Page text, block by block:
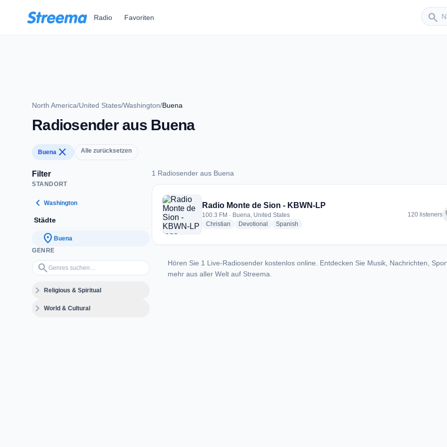
Radio Favoriten search
Sender
North America/United States/Washington/Buena
Radiosender aus Buena
Buena close Alle zurücksetzen
Filter
STANDORT
chevron_left Washington
Städte
location_on Buena
GENRE
search
Genres suchen…
expand_moreReligious & Spiritual
expand_moreWorld & Cultural
1 Radiosender aus Buena
1 Radiosender aus Buena
Radio Monte de Sion - KBWN-LP
100.3 FM · Buena, United States
Christian radio stations
Devotional radio stations
Spanish
120 listeners
Hören Sie 1 Live-Radiosender kostenlos online. Entdecken Sie Musik, Nachrichten,
mehr aus aller Welt auf Streema.